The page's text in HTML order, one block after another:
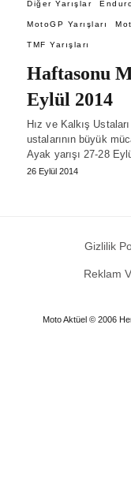
Diğer Yarışlar
MotoGP Yarışları
TMF Yarışları
Haftasonu
Eylül 2014
Hız ve Kalkış
ustalarının büyük
Ayak yarışı 27-28
26 Eylül 2014
Gizlilik
Reklam
Moto Aktüel © 2006